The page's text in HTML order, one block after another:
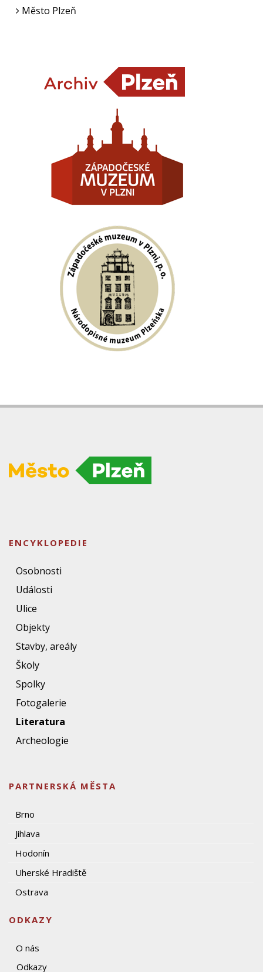
Město Plzeň
ENCYKLOPEDIE
Osobnosti
Události
Ulice
Objekty
Stavby, areály
Školy
Spolky
Fotogalerie
Literatura
Archeologie
PARTNERSKÁ MĚSTA
Brno
Jihlava
Hodonín
Uherské Hradiště
Ostrava
ODKAZY
O nás
Odkazy